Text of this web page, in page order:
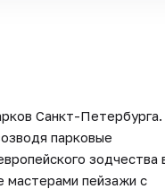
Санкт-Петербурга.
парковые
зодчества
мастерами пейзажи с